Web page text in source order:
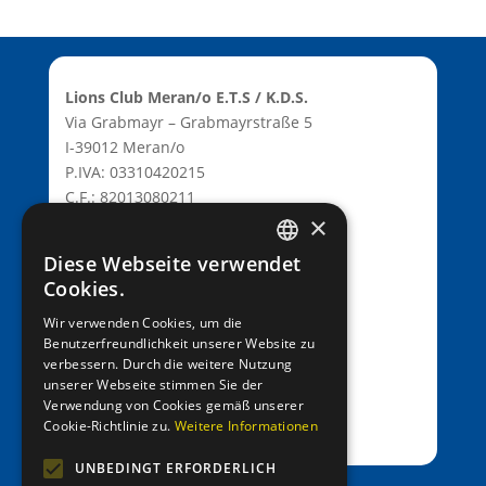
Lions Club Meran/o E.T.S / K.D.S.
Via Grabmayr – Grabmayrstraße 5
I-39012 Meran/o
P.IVA: 03310420215
C.F.: 82013080211
Fil.: Rennweg 42, 39012 Meran/o
IBAN: IT39C0811258591000303200680
SWIFT-BIC: RZSBIT21101
GERMAN
×
Diese Webseite verwendet
Cookies.
Wir verwenden Cookies, um die
Benutzerfreundlichkeit unserer Website zu
verbessern. Durch die weitere Nutzung
unserer Webseite stimmen Sie der
Verwendung von Cookies gemäß unserer
Cookie-Richtlinie zu. Weitere Informationen
UNBEDINGT ERFORDERLICH